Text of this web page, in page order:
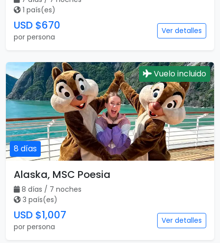
1 país(es)
USD $670
por persona
Ver detalles
8 días
Vuelo incluido
Alaska, MSC Poesia
8 días / 7 noches
3 país(es)
USD $1,007
por persona
Ver detalles